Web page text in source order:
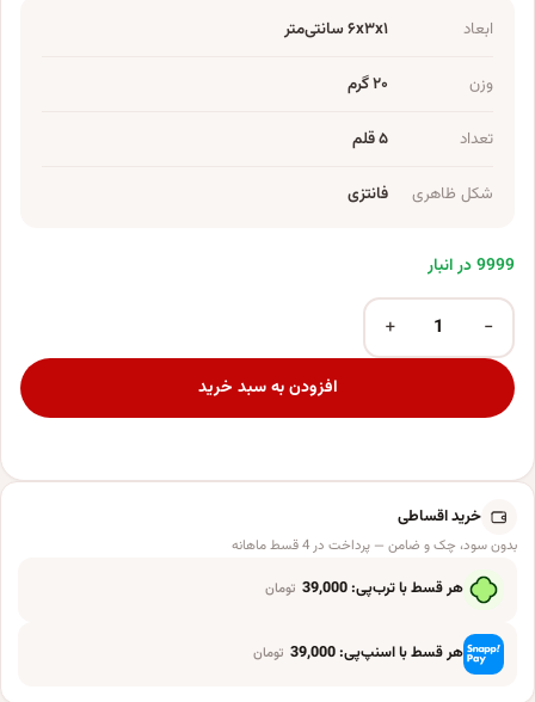
ابعاد ۶x۳x۱ سانتی‌متر
وزن ۲۰ گرم
تعداد ۵ قلم
شکل ظاهری فانتزی
9999 در انبار
شمع تولد مدل ماه و ستاره کد 131 مجموعه5عددی عدد
−
+
افزودن به سبد خرید
خرید اقساطی
بدون سود، چک و ضامن — پرداخت در 4 قسط ماهانه
هر قسط با ترب‌پی:39,000 تومان
هر قسط با اسنپ‌پی:39,000 تومان